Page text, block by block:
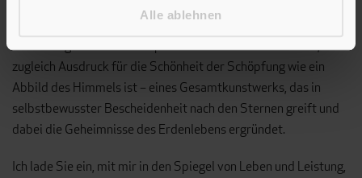
Alle ablehnen
Nichts ist dabei dem Zufall überlassen, jedes Detail von
Bedeutung und Teil eines spirituellen Gesamtkunstwerks, das
zugleich Ausdruck für die Schönheit der Schöpfung wie ein
Abbild des Himmels ist – eines Gesamtkunstwerks, das in
selbstbewusster Bescheidenheit nach den Sternen greift und
dabei die Geheimnisse des Erdenlebens ergründet.
Ich lade Sie ein, mit mir in den Spiegel von Leben und Leistung,